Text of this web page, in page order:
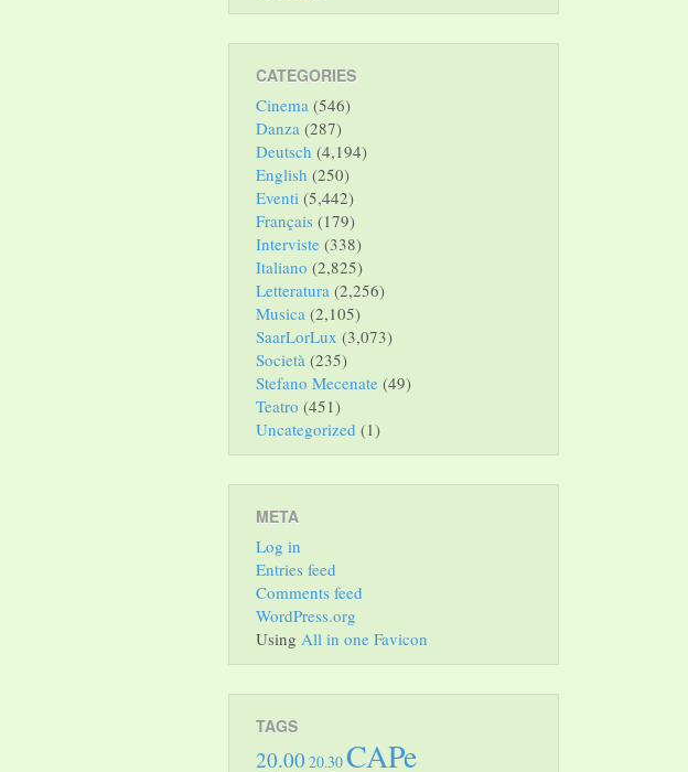
CATEGORIES
Cinema (546)
Danza (287)
Deutsch (4,194)
English (250)
Eventi (5,442)
Français (179)
Interviste (338)
Italiano (2,825)
Letteratura (2,256)
Musica (2,105)
SaarLorLux (3,073)
Società (235)
Stefano Mecenate (49)
Teatro (451)
Uncategorized (1)
META
Log in
Entries feed
Comments feed
WordPress.org
Using All in one Favicon
TAGS
20.00 20.30CAPe